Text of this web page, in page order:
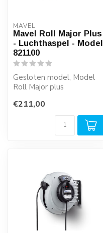
MAVEL
Mavel Roll Major Plus
- Luchthaspel - Model
821100
Gesloten model, Model
Roll Major plus
€211,00